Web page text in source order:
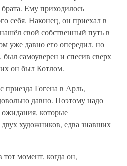
Ему приходилось
себя. Наконец, он приехал в
свой собственный путь в
уже давно его опередил, но
был самоуверен и спесив сверх
он был Котлом.
приезда Гогена в Арль,
давно. Поэтому надо
ожидания, которые
художников, едва знавших
момент, когда он,